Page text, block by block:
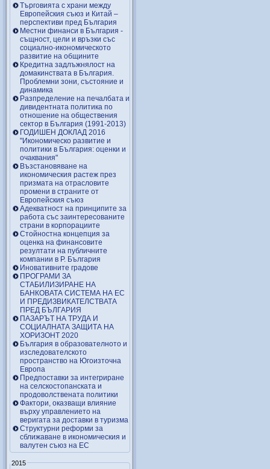
Търговията с храни между
Европейския съюз и Китай –
перспективи пред България
Местни финанси в България -
същност, цели и връзки със
социално-икономическото
развитие на общините
Кредитна задлъжнялост на
домакинствата в България.
Проблемни зони, състояние и
динамика
Разпределение на печалбата и
дивидентната политика по
отношение на обществения
сектор в България (1991-2013)
ГОДИШЕН ДОКЛАД 2016
"Икономическо развитие и
политики в България: оценки и
очаквания"
Възстановяване на
икономическия растеж през
призмата на отрасловите
промени в страните от
Европейския съюз
Адекватност на принципите за
работа със заинтересованите
страни в корпорациите
Стойностна концепция за
оценка на финансовите
резултати на публичните
компании в Р. България
Иновативните градове
ПРОГРАМИ ЗА
СТАБИЛИЗИРАНЕ НА
БАНКОВАТА СИСТЕМА НА ЕС
И ПРЕДИЗВИКАТЕЛСТВАТА
ПРЕД БЪЛГАРИЯ
ПАЗАРЪТ НА ТРУДА И
СОЦИАЛНАТА ЗАЩИТА НА
ХОРИЗОНТ 2020
България в образователното и
изследователското
пространство на Югоизточна
Европа
Предпоставки за интегриране
на селскостопанската и
продоволствената политики
Фактори, оказващи влияние
върху управлението на
веригата за доставки в туризма
Структурни реформи за
сближаване в икономическия и
валутен съюз на ЕС
2015